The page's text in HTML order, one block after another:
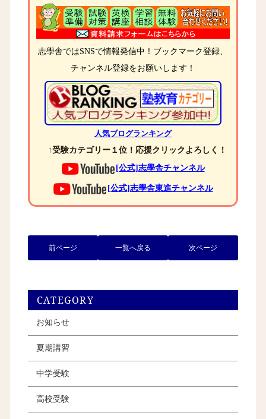
志學舎ではSNSで情報発信中！ブックマーク登録、
チャンネル登録をお願いします！
人気ブログランキング
↑受験カテゴリー１位！応援クリックよろしく！
[公式]志學舎チャンネル
[公式]志學舎東進チャンネル
前ページ 一覧へ戻る 次ページ
CATEGORY
お知らせ
夏期講習
中学受験
高校受験